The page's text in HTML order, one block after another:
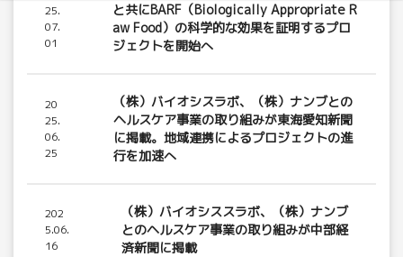
25.
07.
01
と共にBARF（Biologically Appropriate R
aw Food）の科学的な効果を証明するプロ
ジェクトを開始へ
20
25.
06.
25
（株）バイオシスラボ、（株）ナンブとの
ヘルスケア事業の取り組みが東海愛知新聞
に掲載。地域連携によるプロジェクトの進
行を加速へ
202
5.06.
16
（株）バイオシススラボ、（株）ナンブ
とのヘルスケア事業の取り組みが中部経
済新聞に掲載